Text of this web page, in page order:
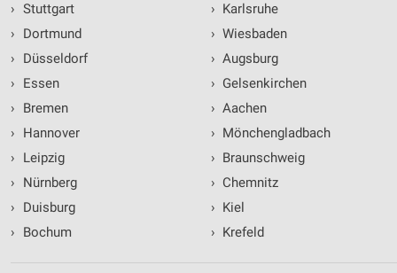
› Stuttgart
›
Dortmund
›
Düsseldorf
›
Essen
›
Bremen
›
Hannover
›
Leipzig
›
Nürnberg
›
Duisburg
›
Bochum
› Karlsruhe
› Wiesbaden
› Augsburg
› Gelsenkirchen
› Aachen
› Mönchengladbach
› Braunschweig
› Chemnitz
› Kiel
› Krefeld